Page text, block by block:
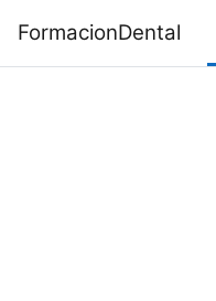
FormacionDental